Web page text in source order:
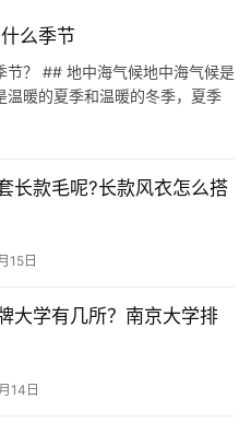
么季节
节？ ## 地中海气候地中海气候是
暖的夏季和温暖的冬季，夏季
长款毛呢?长款风衣怎么搭
15日
大学有几所？南京大学排
14日